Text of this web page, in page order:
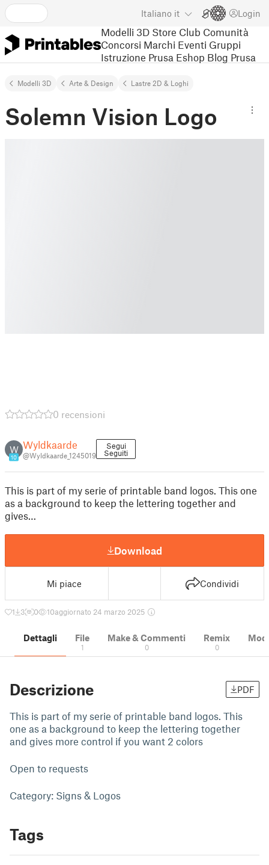
Italiano it Login
Modelli 3D Store Club Comunità
Concorsi Marchi Eventi Gruppi
Istruzione Prusa Eshop Blog Prusa
Modelli 3D Arte & Design Lastre 2D & Loghi
Solemn Vision Logo
0 recensioni
W
10
Wyldkaarde
@Wyldkaarde_1245019
Segui
Seguiti
This is part of my serie of printable band logos. This one
as a background to keep the lettering together and
gives…
Download
Mi piace Condividi
1 3 0 10aggiornato 24 marzo 2025
Dettagli File
1
Make & Commenti
0
Remix
0
Descrizione PDF
This is part of my serie of printable band logos. This
one as a background to keep the lettering together
and gives more control if you want 2 colors
Open to requests
Category: Signs & Logos
Tags